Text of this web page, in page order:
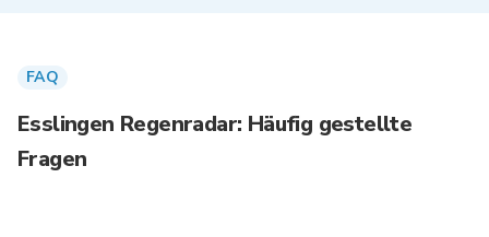
FAQ
Esslingen Regenradar: Häufig gestellte
Fragen